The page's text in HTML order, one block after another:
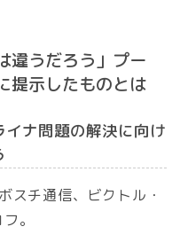
違うだろう」プー
提示したものとは
ナ問題の解決に向け
スチ通信、ビクトル・
。